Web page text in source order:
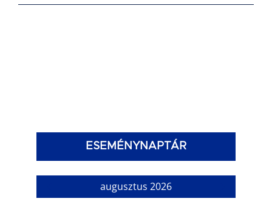
ESEMÉNYNAPTÁR
augusztus 2026